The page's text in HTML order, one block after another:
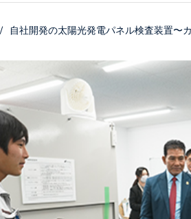
/ 自社開発の太陽光発電パネル検査装置〜